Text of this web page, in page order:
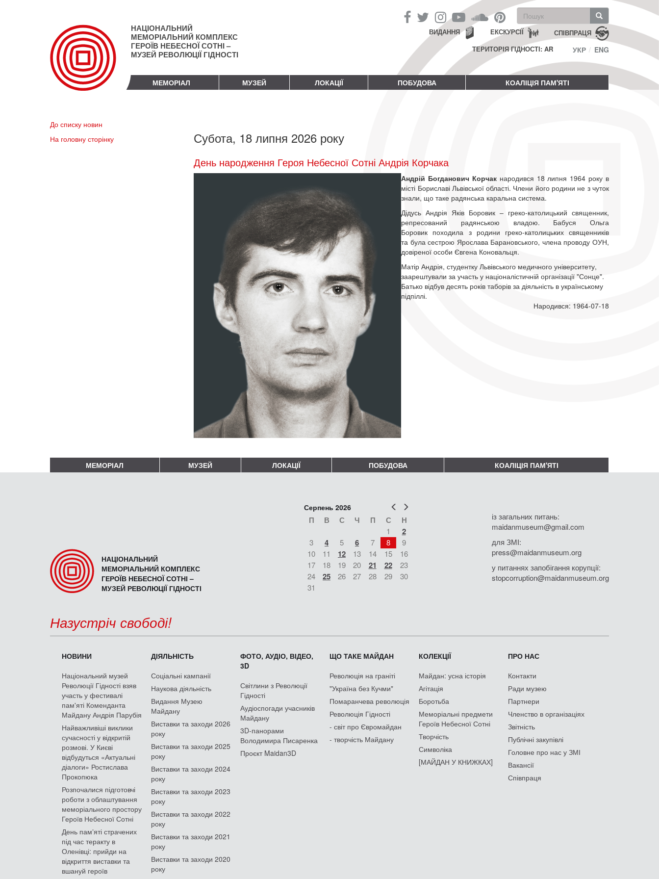
НАЦІОНАЛЬНИЙ
МЕМОРІАЛЬНИЙ КОМПЛЕКС
ГЕРОЇВ НЕБЕСНОЇ СОТНІ –
МУЗЕЙ РЕВОЛЮЦІЇ ГІДНОСТІ
Пошукова
форма
Пошук СПІВПРАЦЯ
ЕКСКУРСІЇ
ВИДАННЯ
ТЕРИТОРІЯ ГІДНОСТІ: AR
УКР ENG
МЕМОРІАЛ МУЗЕЙ ЛОКАЦІЇ ПОБУДОВА КОАЛІЦІЯ ПАМ'ЯТІ
До списку новин
На головну сторінку
Субота, 18 липня 2026 року
День народження Героя Небесної Сотні Андрія Корчака
Андрій Богданович Корчакнародився 18 липня 1964 року в
місті Бориславі Львівської області. Члени його родини не з чуток
знали, що таке радянська каральна система.
Дідусь Андрія Яків Боровик – греко-католицький священник,
репресований радянською владою. Бабуся Ольга
Боровик походила з родини греко-католицьких священників
та була сестрою Ярослава Барановського, члена проводу ОУН,
довіреної особи Євгена Коновальця.
Матір Андрія, студентку Львівського медичного університету,
заарештували за участь у націоналістичній організації "Сонце".
Батько відбув десять років таборів за діяльність в українському
підпіллі.
Народився: 1964-07-18
МЕМОРІАЛ МУЗЕЙ ЛОКАЦІЇ ПОБУДОВА КОАЛІЦІЯ ПАМ'ЯТІ
НАЦІОНАЛЬНИЙ
МЕМОРІАЛЬНИЙ КОМПЛЕКС
ГЕРОЇВ НЕБЕСНОЇ СОТНІ –
МУЗЕЙ РЕВОЛЮЦІЇ ГІДНОСТІ
Попер
Серпень 2026
П В С Ч П С Н
1 2
3 4 5 6 7 8
9
10
11 12 13 14 15
16
17
18 19 20 21 22
23
24
25 26 27 28 29
30
31
із загальних питань:
maidanmuseum@gmail.com
для ЗМІ:
press@maidanmuseum.org
у питаннях запобігання корупції:
stopcorruption@maidanmuseum.org
Назустріч свободі!
НОВИНИ
Національний музей
Революції Гідності взяв
участь у фестивалі
пам'яті Коменданта
Майдану Андрія Парубія
Найважливіші виклики
сучасності у відкритій
розмові. У Києві
відбудуться «Актуальні
діалоги» Ростислава
Прокопюка
Розпочалися підготовчі
роботи з облаштування
меморіального простору
Героїв Небесної Сотні
День памʼяті страчених
під час теракту в
Оленівці: прийди на
відкриття виставки та
вшануй героїв
ДІЯЛЬНІСТЬ
Соціальні кампанії
Наукова діяльність
Видання Музею
Майдану
Виставки та заходи 2026
року
Виставки та заходи 2025
року
Виставки та заходи 2024
року
Виставки та заходи 2023
року
Виставки та заходи 2022
року
Виставки та заходи 2021
року
Виставки та заходи 2020
року
ФОТО, АУДІО, ВІДЕО,
3D
Світлини з Революції
Гідності
Аудіоспогади учасників
Майдану
3D-панорами
Володимира Писаренка
Проєкт Maidan3D
ЩО ТАКЕ МАЙДАН
Революція на граніті
"Україна без Кучми"
Помаранчева революція
Революція Гідності
- світ про Євромайдан
- творчість Майдану
КОЛЕКЦІЇ
Майдан: усна історія
Агітація
Боротьба
Меморіальні предмети
Героїв Небесної Сотні
Творчість
Символіка
[МАЙДАН У КНИЖКАХ]
ПРО НАС
Контакти
Ради музею
Партнери
Членство в організаціях
Звітність
Публічні закупівлі
Головне про нас у ЗМІ
Вакансії
Співпраця